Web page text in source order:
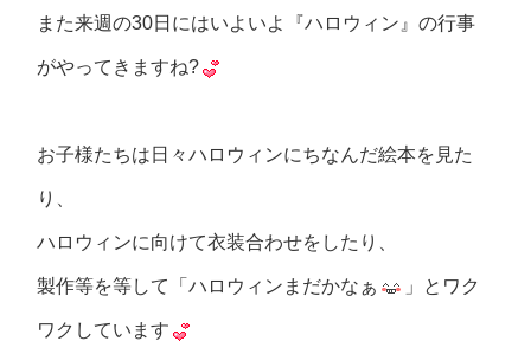
また来週の30日にはいよいよ『ハロウィン』の行事
がやってきますね?
お子様たちは日々ハロウィンにちなんだ絵本を見た
り、
ハロウィンに向けて衣装合わせをしたり、
製作等を等して「ハロウィンまだかなぁ 」とワク
ワクしています